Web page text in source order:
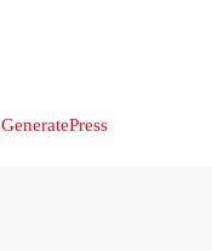
GeneratePress